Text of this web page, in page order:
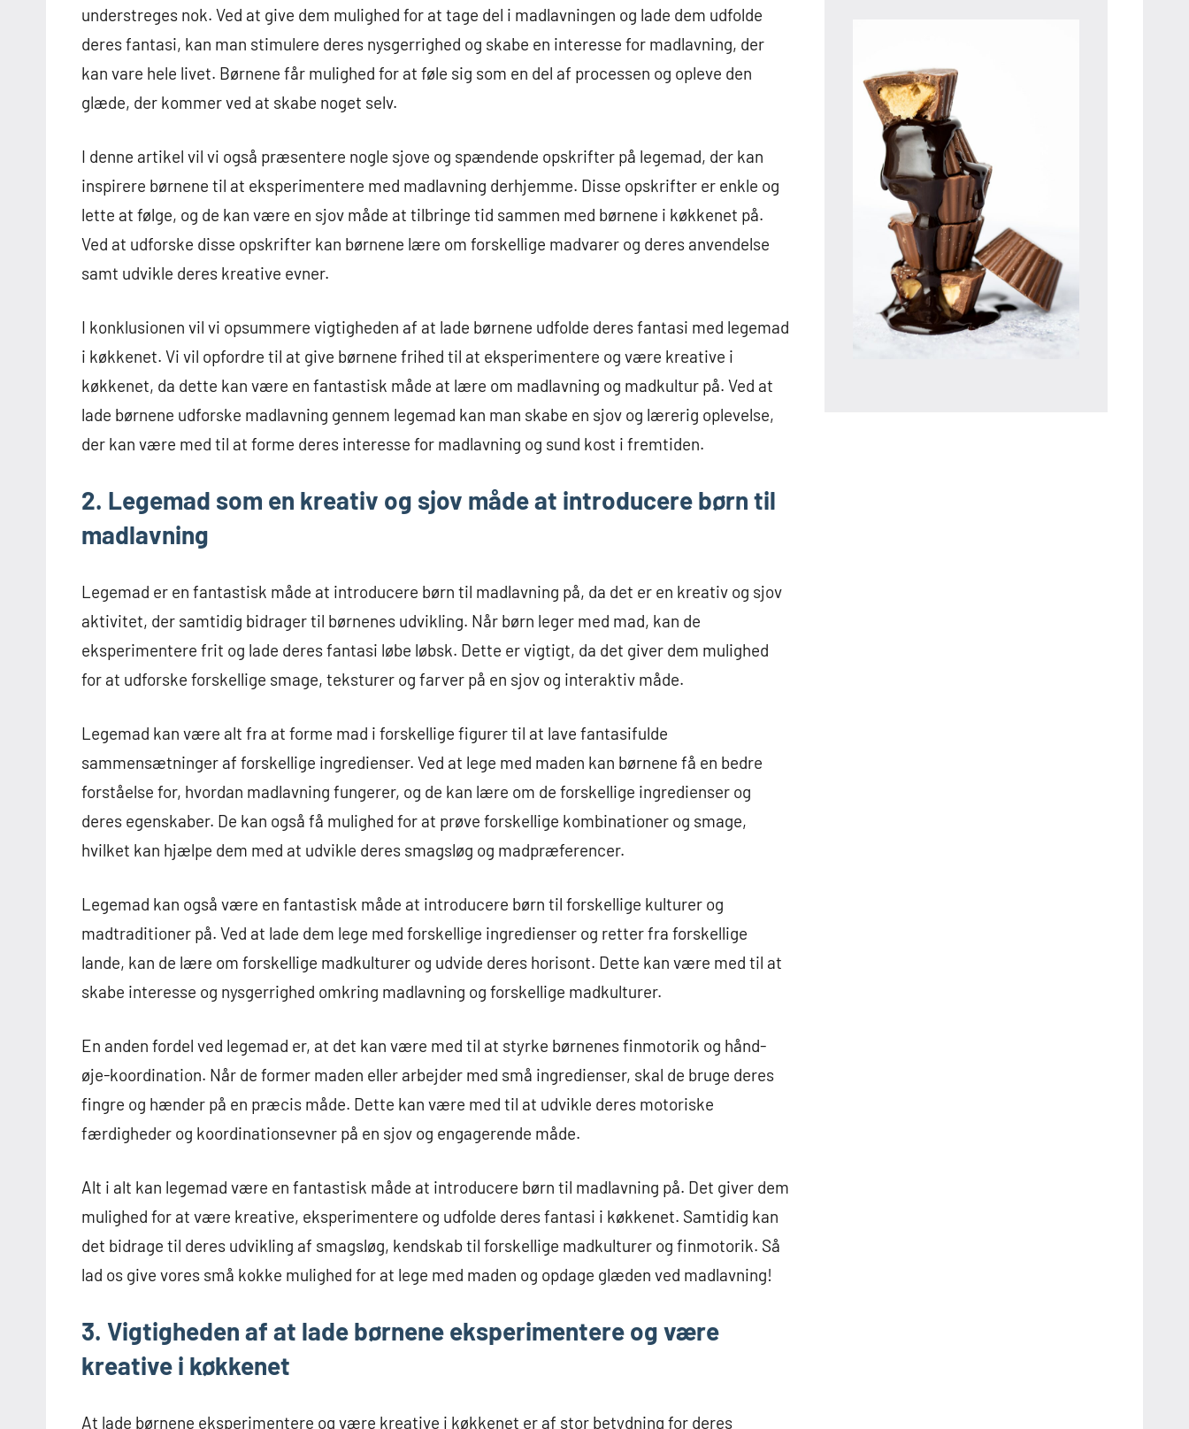
understreges nok. Ved at give dem mulighed for at tage del i madlavningen og lade dem udfolde
deres fantasi, kan man stimulere deres nysgerrighed og skabe en interesse for madlavning, der
kan vare hele livet. Børnene får mulighed for at føle sig som en del af processen og opleve den
glæde, der kommer ved at skabe noget selv.
I denne artikel vil vi også præsentere nogle sjove og spændende opskrifter på legemad, der kan
inspirere børnene til at eksperimentere med madlavning derhjemme. Disse opskrifter er enkle og
lette at følge, og de kan være en sjov måde at tilbringe tid sammen med børnene i køkkenet på.
Ved at udforske disse opskrifter kan børnene lære om forskellige madvarer og deres anvendelse
samt udvikle deres kreative evner.
I konklusionen vil vi opsummere vigtigheden af at lade børnene udfolde deres fantasi med legemad
i køkkenet. Vi vil opfordre til at give børnene frihed til at eksperimentere og være kreative i
køkkenet, da dette kan være en fantastisk måde at lære om madlavning og madkultur på. Ved at
lade børnene udforske madlavning gennem legemad kan man skabe en sjov og lærerig oplevelse,
der kan være med til at forme deres interesse for madlavning og sund kost i fremtiden.
2. Legemad som en kreativ og sjov måde at introducere børn til
madlavning
Legemad er en fantastisk måde at introducere børn til madlavning på, da det er en kreativ og sjov
aktivitet, der samtidig bidrager til børnenes udvikling. Når børn leger med mad, kan de
eksperimentere frit og lade deres fantasi løbe løbsk. Dette er vigtigt, da det giver dem mulighed
for at udforske forskellige smage, teksturer og farver på en sjov og interaktiv måde.
Legemad kan være alt fra at forme mad i forskellige figurer til at lave fantasifulde
sammensætninger af forskellige ingredienser. Ved at lege med maden kan børnene få en bedre
forståelse for, hvordan madlavning fungerer, og de kan lære om de forskellige ingredienser og
deres egenskaber. De kan også få mulighed for at prøve forskellige kombinationer og smage,
hvilket kan hjælpe dem med at udvikle deres smagsløg og madpræferencer.
Legemad kan også være en fantastisk måde at introducere børn til forskellige kulturer og
madtraditioner på. Ved at lade dem lege med forskellige ingredienser og retter fra forskellige
lande, kan de lære om forskellige madkulturer og udvide deres horisont. Dette kan være med til at
skabe interesse og nysgerrighed omkring madlavning og forskellige madkulturer.
En anden fordel ved legemad er, at det kan være med til at styrke børnenes finmotorik og hånd-
øje-koordination. Når de former maden eller arbejder med små ingredienser, skal de bruge deres
fingre og hænder på en præcis måde. Dette kan være med til at udvikle deres motoriske
færdigheder og koordinationsevner på en sjov og engagerende måde.
Alt i alt kan legemad være en fantastisk måde at introducere børn til madlavning på. Det giver dem
mulighed for at være kreative, eksperimentere og udfolde deres fantasi i køkkenet. Samtidig kan
det bidrage til deres udvikling af smagsløg, kendskab til forskellige madkulturer og finmotorik. Så
lad os give vores små kokke mulighed for at lege med maden og opdage glæden ved madlavning!
3. Vigtigheden af at lade børnene eksperimentere og være
kreative i køkkenet
At lade børnene eksperimentere og være kreative i køkkenet er af stor betydning for deres